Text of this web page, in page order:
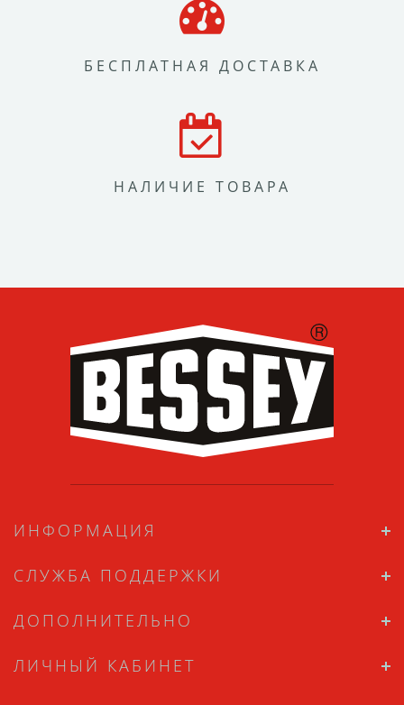
БЕСПЛАТНАЯ ДОСТАВКА
НАЛИЧИЕ ТОВАРА
ИНФОРМАЦИЯ
СЛУЖБА ПОДДЕРЖКИ
ДОПОЛНИТЕЛЬНО
ЛИЧНЫЙ КАБИНЕТ